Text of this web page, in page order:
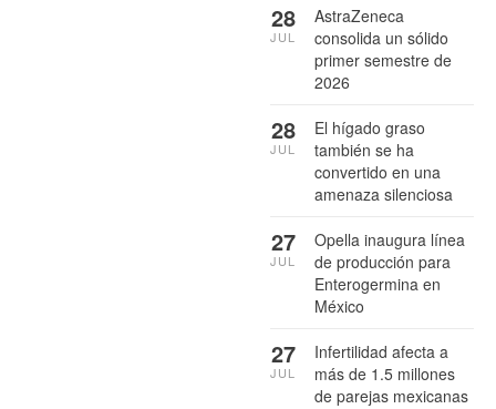
AstraZeneca
consolida un sólido
primer semestre de
2026
28
JUL
El hígado graso
también se ha
convertido en una
amenaza silenciosa
28
JUL
Opella inaugura línea
de producción para
Enterogermina en
México
27
JUL
Infertilidad afecta a
más de 1.5 millones
de parejas mexicanas
27
JUL